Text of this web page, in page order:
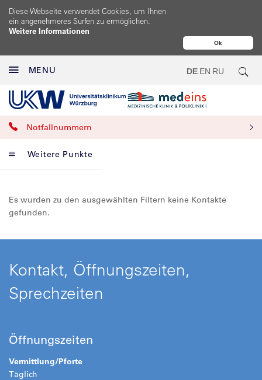
Ok
Diese Webseite verwendet Cookies, um Ihnen
ein angenehmeres Surfen zu ermöglichen.
Weitere Informationen
MENU DE EN RU
Notfallnummern
Weitere Punkte
Es wurden zu den ausgewählten Filtern keine Kontakte
gefunden.
Kontakt, Öffnungszeiten,
Sprechzeiten
Öffnungszeiten
Vermittlung/Pforte
Täglich